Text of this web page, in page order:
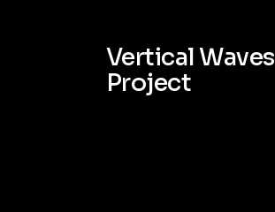
Vertical Waves
Project